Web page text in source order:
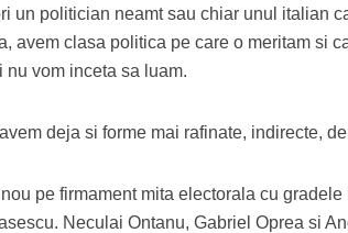
un politician neamt sau chiar unul italian
avem clasa politica pe care o meritam si
nu vom inceta sa luam.
deja si forme mai rafinate, indirecte,
pe firmament mita electorala cu
. Neculai Ontanu,Gabriel Oprea si